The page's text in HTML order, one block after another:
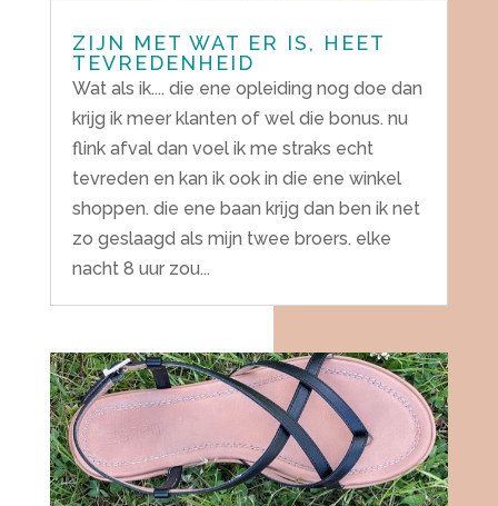
ZIJN MET WAT ER IS, HEET
TEVREDENHEID
Wat als ik.... die ene opleiding nog doe dan
krijg ik meer klanten of wel die bonus. nu
flink afval dan voel ik me straks echt
tevreden en kan ik ook in die ene winkel
shoppen. die ene baan krijg dan ben ik net
zo geslaagd als mijn twee broers. elke
nacht 8 uur zou...